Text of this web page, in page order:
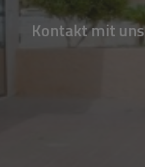
Kontakt mit uns